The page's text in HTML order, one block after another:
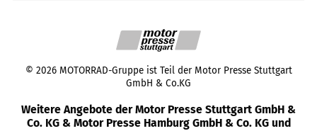
© 2026 MOTORRAD-Gruppe ist Teil der Motor Presse Stuttgart
GmbH & Co.KG
Weitere Angebote der Motor Presse Stuttgart GmbH &
Co. KG & Motor Presse Hamburg GmbH & Co. KG und